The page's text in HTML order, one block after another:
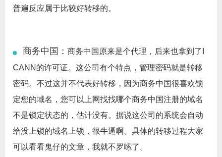
普遍反应属于比较好转移的。
商务中国： 商务中国原来是个代理，后来也拿到了I
CANN的许可证。这公司有个特点，管理密码就是转移
密码。不过这并不代表好转移，因为商务中国很喜欢锁
定您的域名，您可以上网找找哪个商务中国注册的域名
不是锁定状态的，估计没有。据说这公司的系统会自动
给没上锁的域名上锁，很牛逼啊。具体的转移过程大家
可以看看鬼仔的文章，我就不罗嗦了。